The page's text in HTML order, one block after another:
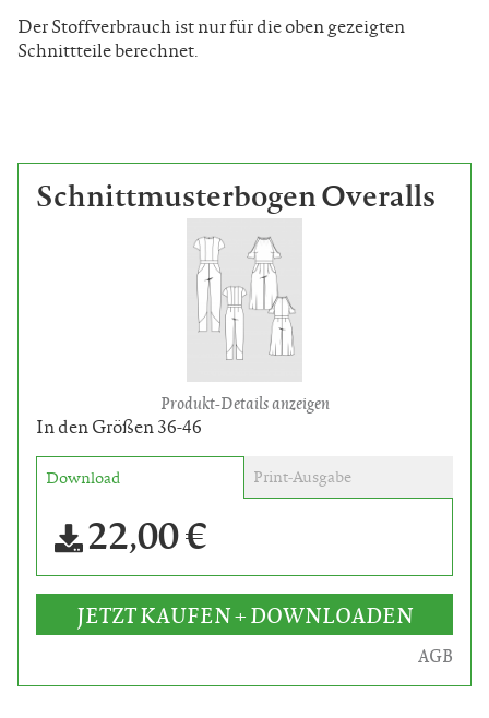
Der Stoffverbrauch ist nur für die oben gezeigten
Schnittteile berechnet.
Schnittmusterbogen Overalls
Produkt-Details anzeigen
In den Größen 36-46
Download Print-Ausgabe
22,00 €
JETZT KAUFEN + DOWNLOADEN
AGB